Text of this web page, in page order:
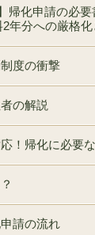
帰化申請の必
年分への厳格
制度の衝撃
の解説
応！帰化に必要
申請の流れ